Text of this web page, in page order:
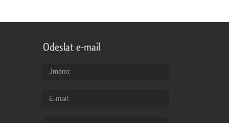
Odeslat e-mail
Jméno
E-mail